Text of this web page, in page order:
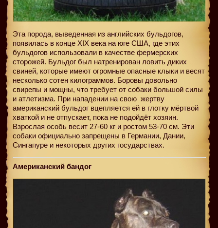
Эта порода, выведенная из английских бульдогов,
появилась в конце XIX века на юге США, где этих
бульдогов использовали в качестве фермерских
сторожей. Бульдог был натренирован ловить диких
свиней, которые имеют огромные опасные клыки и весят
несколько сотен килограммов. Боровы довольно
свирепы и мощны, что требует от собаки большой силы
и атлетизма. При нападении на свою жертву
американский бульдог вцепляется ей в глотку мёртвой
хваткой и не отпускает, пока не подойдёт хозяин.
Взрослая особь весит 27-60 кг и ростом 53-70 см. Эти
собаки официально запрещены в Германии, Дании,
Сингапуре и некоторых других государствах.
Американский бандог